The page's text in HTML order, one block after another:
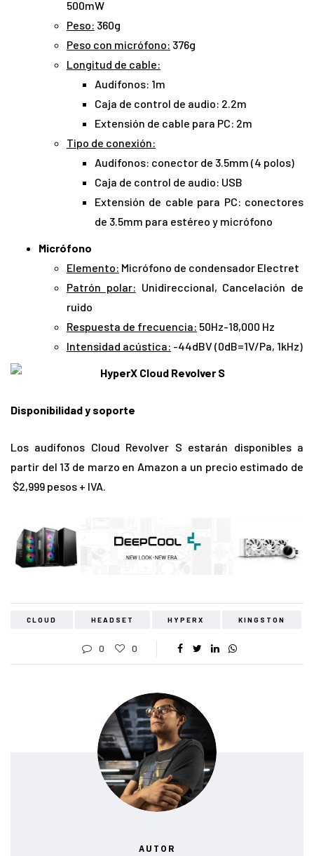
500mW
Peso: 360g
Peso con micrófono: 376g
Longitud de cable:
Audífonos: 1m
Caja de control de audio: 2.2m
Extensión de cable para PC: 2m
Tipo de conexión:
Audífonos: conector de 3.5mm (4 polos)
Caja de control de audio: USB
Extensión de cable para PC: conectores
de 3.5mm para estéreo y micrófono
Micrófono
Elemento: Micrófono de condensador Electret
Patrón polar: Unidireccional, Cancelación de
ruido
Respuesta de frecuencia: 50Hz-18,000 Hz
Intensidad acústica: -44dBV (0dB=1V/Pa, 1kHz)
Disponibilidad y soporte
Los audífonos Cloud Revolver S estarán disponibles a
partir del 13 de marzo en Amazon a un precio estimado de
$2,999 pesos + IVA.
CLOUD HEADSET HYPERX KINGSTON
0 0
AUTOR